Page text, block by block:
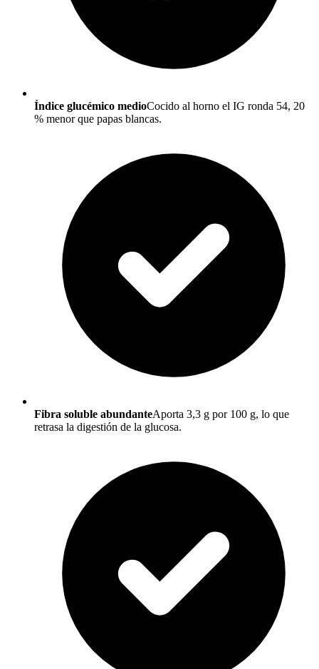
Índice glucémico medioCocido al horno el IG ronda 54, 20
% menor que papas blancas.
Fibra soluble abundanteAporta 3,3 g por 100 g, lo que
retrasa la digestión de la glucosa.